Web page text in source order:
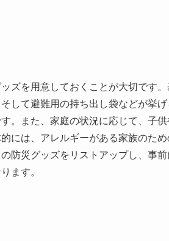
ズを用意しておくことが大切です
して避難用の持ち出し袋などが挙
。また、家庭の状況に応じて、子
には、アレルギーがある家族のた
防災グッズをリストアップし、事
ます。